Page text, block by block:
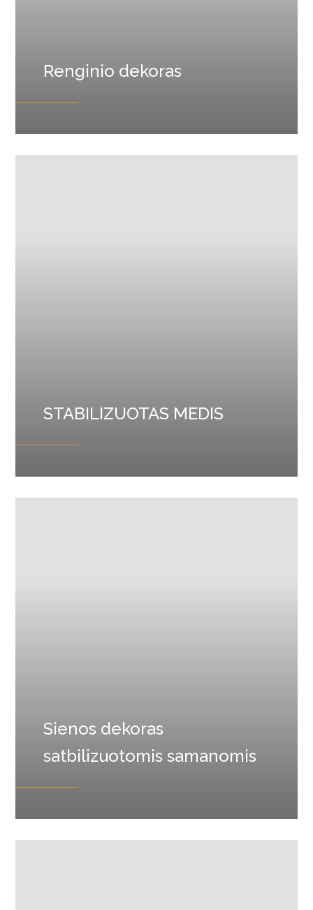
Renginio dekoras
STABILIZUOTAS MEDIS
Sienos dekoras
satbilizuotomis samanomis